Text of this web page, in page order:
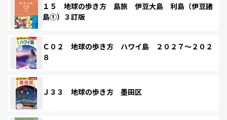
１５ 地球の歩き方 島旅 伊豆大島 利島（伊豆諸
島①）３訂版
Ｃ０２ 地球の歩き方 ハワイ島 ２０２７～２０２
８
Ｊ３３ 地球の歩き方 墨田区